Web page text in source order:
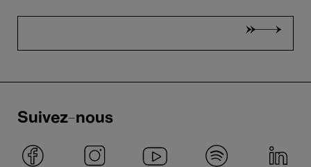
Suivez-nous